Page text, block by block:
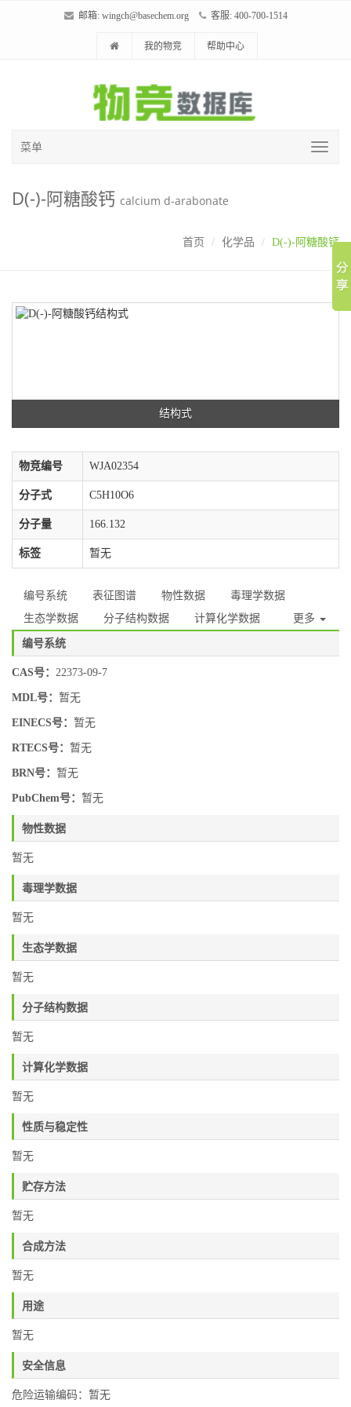
邮箱: wingch@basechem.org 客服: 400-700-1514
我的物竞 帮助中心
菜单
D(-)-阿糖酸钙 calcium d-arabonate
首页 化学品 D(-)-阿糖酸钙
结构式
物竞编号 WJA02354
分子式 C5H10O6
分子量 166.132
标签 暂无
编号系统 表征图谱 物性数据
毒理学数据
生态学数据
分子结构数据 计算化学数据 更多
编号系统
CAS号： 22373-09-7
MDL号： 暂无
EINECS号： 暂无
RTECS号： 暂无
BRN号： 暂无
PubChem号： 暂无
物性数据
暂无
毒理学数据
暂无
生态学数据
暂无
分子结构数据
暂无
计算化学数据
暂无
性质与稳定性
暂无
贮存方法
暂无
合成方法
暂无
用途
暂无
安全信息
危险运输编码：暂无